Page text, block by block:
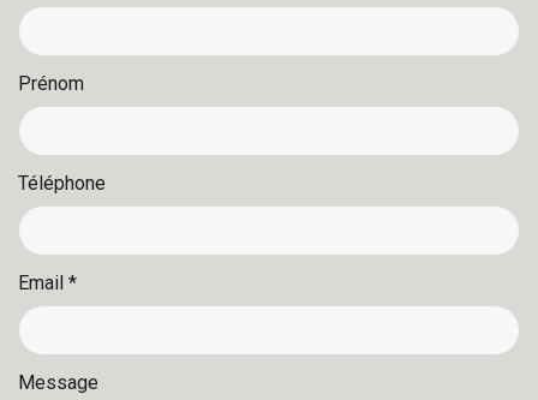
Prénom
Téléphone
Email *
Message